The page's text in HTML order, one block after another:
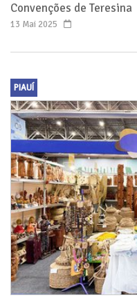
Convenções de Teresina
13 Mai 2025
PIAUÍ